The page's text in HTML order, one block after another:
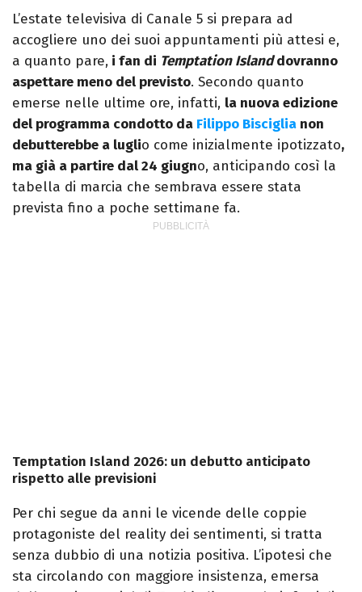
come Fashion Editor. Si specializza poi in
Comunicazione digitale, Giornalismo e
Nuovi media presso La Sapienza,
collaborando con alcune testate ed uffici
stampa.
L’estate televisiva di Canale 5 si prepara ad
accogliere uno dei suoi appuntamenti più attesi e,
a quanto pare, i fan di Temptation Islanddovranno
aspettare meno del previsto. Secondo quanto
emerse nelle ultime ore, infatti, la nuova edizione
del programma condotto da Filippo Bisciglia non
debutterebbe a luglio come inizialmente ipotizzato,
ma già a partire dal 24 giugno, anticipando così la
tabella di marcia che sembrava essere stata
prevista fino a poche settimane fa.
Temptation Island 2026: un debutto anticipato
rispetto alle previsioni
Per chi segue da anni le vicende delle coppie
protagoniste del reality dei sentimenti, si tratta
senza dubbio di una notizia positiva. L’ipotesi che
sta circolando con maggiore insistenza, emersa